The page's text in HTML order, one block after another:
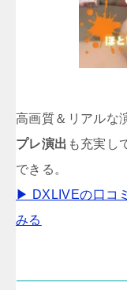
高画質＆リアルな
プレ演出 も充実し
できる。
▶ DXLIVEの口コ
みる